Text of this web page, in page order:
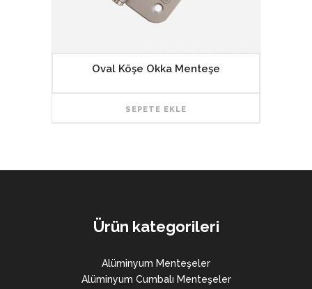
Oval Köşe Okka Menteşe
SEPETE EKLE
Ürün kategorileri
Alüminyum Menteşeler
Alüminyum Cumbalı Menteşeler